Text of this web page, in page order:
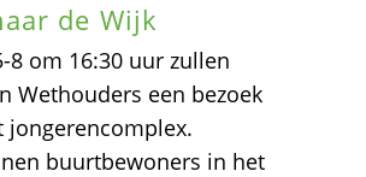
de Wijk
8 om 16:30 uur zullen
Wethouders een bezoek
jongerencomplex.
buurtbewoners in het